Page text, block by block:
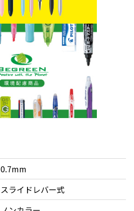
0.7mm
スライドレバー式